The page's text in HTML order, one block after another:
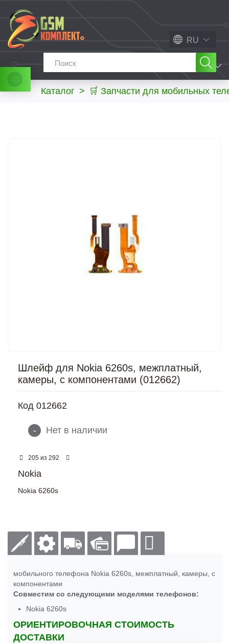
RU
МЕНЮ
Каталог > 🛒 Запчасти для мобильных
Шлейф для Nokia 6260s, межплатный,
камеры, с компонентами (012662)
Код 012662
- Нет в наличии
205 из 292
Nokia
Nokia 6260s
мобильного телефона Nokia 6260s, межплатный, камеры, с
компонентами
Совместим со следующими моделями телефонов:
Nokia 6260s
ОРИЕНТИРОВОЧНАЯ СТОИМОСТЬ
ДОСТАВКИ